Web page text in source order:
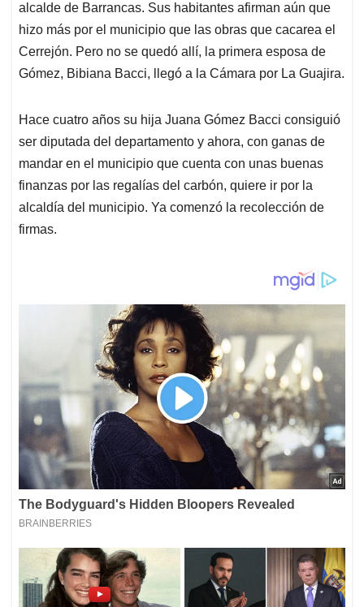
alcalde de Barrancas. Sus habitantes afirman aún que
hizo más por el municipio que las obras que cacarea el
Cerrejón. Pero no se quedó allí, la primera esposa de
Gómez, Bibiana Bacci, llegó a la Cámara por La Guajira.
Hace cuatro años su hija Juana Gómez Bacci consiguió
ser diputada del departamento y ahora, con ganas de
mandar en el municipio que cuenta con unas buenas
finanzas por las regalías del carbón, quiere ir por la
alcaldía del municipio. Ya comenzó la recolección de
firmas.